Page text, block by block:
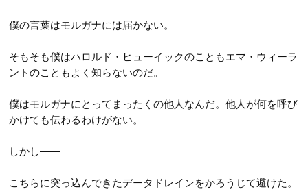
僕の言葉はモルガナには届かない。
そもそも僕はハロルド・ヒューイックのこともエマ・ウィーラ
ントのこともよく知らないのだ。
僕はモルガナにとってまったくの他人なんだ。他人が何を呼び
かけても伝わるわけがない。
しかし――
こちらに突っ込んできたデータドレインをかろうじて避けた。